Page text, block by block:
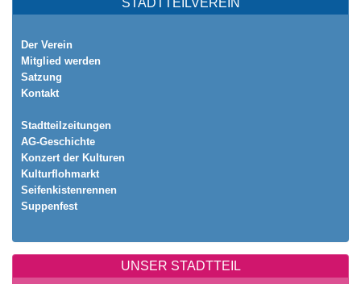
STADTTEILVEREIN
Der Verein
Mitglied werden
Satzung
Kontakt
Stadtteilzeitungen
AG-Geschichte
Konzert der Kulturen
Kulturflohmarkt
Seifenkistenrennen
Suppenfest
UNSER STADTTEIL